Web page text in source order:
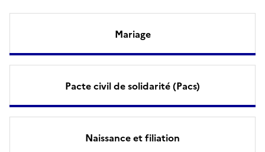
Mariage
Pacte civil de solidarité (Pacs)
Naissance et filiation